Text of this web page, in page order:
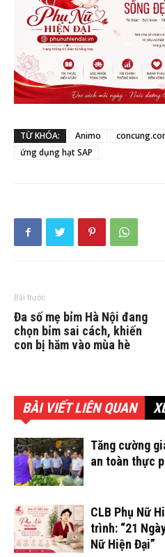
TỪ KHÓA: Animo
ứng dụng hạt SAP
Bài trước
Đa số mẹ bỉm Hà Nội đang
chọn bỉm sai cách, khiến
con bị hăm vào mùa hè
BÀI VIẾT LIÊN QUAN
Tăng cường
an toàn thực
CLB Phụ Nữ
trình: “21
Nữ Hiện Đại”